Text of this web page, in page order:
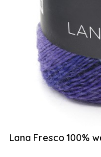
Lana Fresco 100%